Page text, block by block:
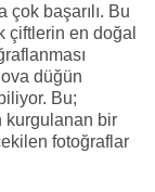
başarılı. Bu
çiftlerin en doğal
düğün
Bu;
kurgulanan bir
fotoğraflar